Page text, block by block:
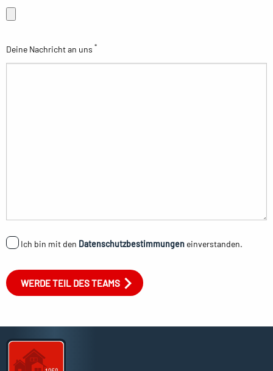
Deine Nachricht an uns *
Ich bin mit den Datenschutzbestimmungen einverstanden.
WERDE TEIL DES TEAMS